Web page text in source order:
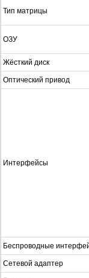
Тип матрицы
ОЗУ
Жёсткий диск
Оптический привод
Интерфейсы
Беспроводные
Сетевой адаптер